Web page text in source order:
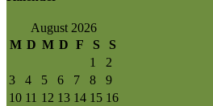
August 2026
M D M D F S
S
1
2
3
4 5 6 7 8
9
10 11 12 13 14 15 16